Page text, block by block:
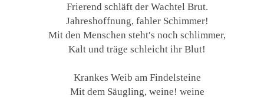
Frierend schläft der Wachtel Brut.
Jahreshoffnung, fahler Schimmer!
Mit den Menschen steht′s noch schlimmer,
Kalt und träge schleicht ihr Blut!
Krankes Weib am Findelsteine
Mit dem Säugling, weine! weine